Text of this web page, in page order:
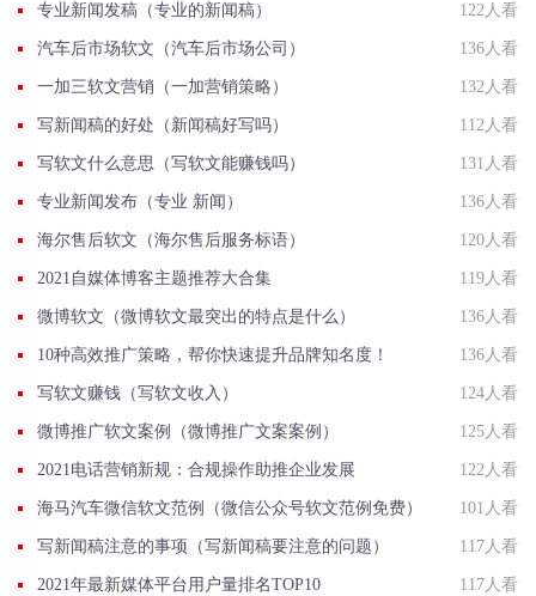
专业新闻发稿（专业的新闻稿） 122人看
汽车后市场软文（汽车后市场公司） 136人看
一加三软文营销（一加营销策略） 132人看
写新闻稿的好处（新闻稿好写吗） 112人看
写软文什么意思（写软文能赚钱吗） 131人看
专业新闻发布（专业 新闻） 136人看
海尔售后软文（海尔售后服务标语） 120人看
2021自媒体博客主题推荐大合集 119人看
微博软文（微博软文最突出的特点是什么） 136人看
10种高效推广策略，帮你快速提升品牌知名度！ 136人看
写软文赚钱（写软文收入） 124人看
微博推广软文案例（微博推广文案案例） 125人看
2021电话营销新规：合规操作助推企业发展 122人看
海马汽车微信软文范例（微信公众号软文范例免费） 101人看
写新闻稿注意的事项（写新闻稿要注意的问题） 117人看
2021年最新媒体平台用户量排名TOP10 117人看